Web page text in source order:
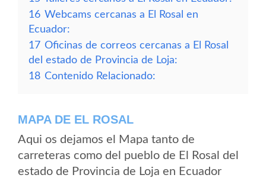
16 Webcams cercanas a El Rosal en
Ecuador:
17 Oficinas de correos cercanas a El Rosal
del estado de Provincia de Loja:
18 Contenido Relacionado:
MAPA DE EL ROSAL
Aqui os dejamos el Mapa tanto de
carreteras como del pueblo de El Rosal del
estado de Provincia de Loja en Ecuador